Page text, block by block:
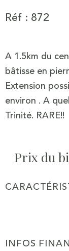
Réf : 872
A 1.5km du
bâtisse en
Extension
environ . A
Prix du
INFOS